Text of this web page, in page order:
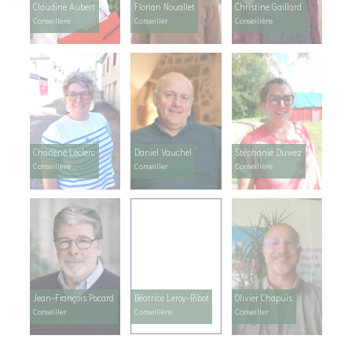
Claudine Aubert
Conseillère
Florian Nouallet
Conseiller
Christine Gaillard
Conseillère
Charlène Leclerc
Conseillère
Daniel Vauchel
Conseiller
Stéphanie Duwez
Conseillère
Jean-François Pocard
Conseiller
Béatrice Leroy-Ribot
Conseillère
Olivier Chapuis
Conseiller